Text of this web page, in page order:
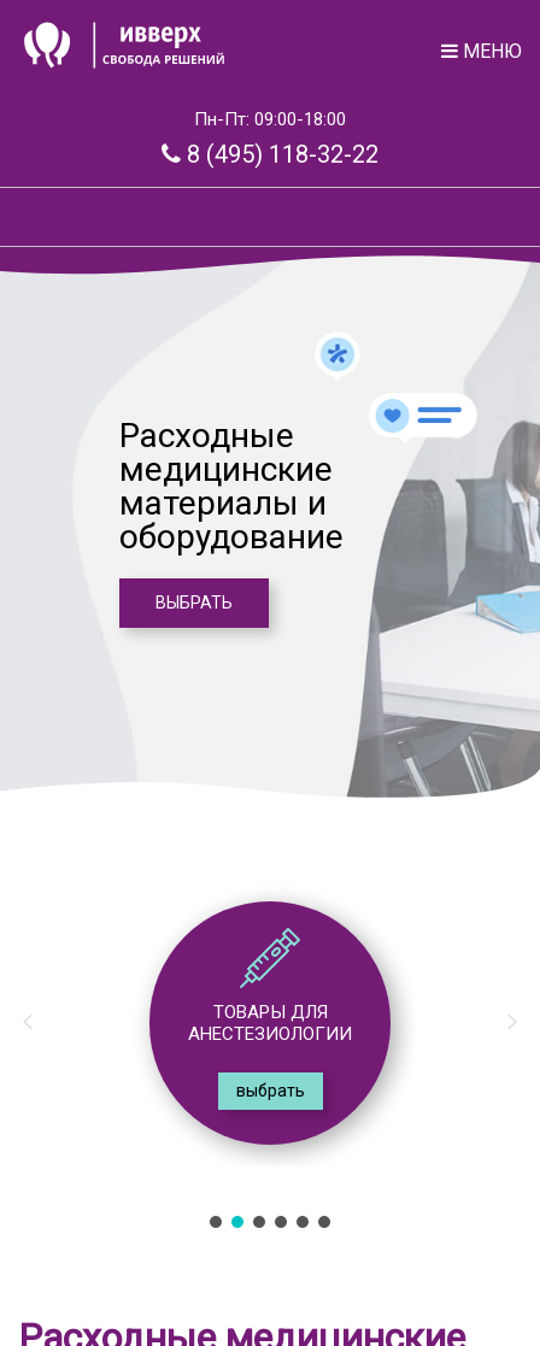
МЕНЮ
Пн-Пт: 09:00-18:00
8 (495) 118-32-22
Расходные
медицинские
материалы и
оборудование
ВЫБРАТЬ
ТОВАРЫ ДЛЯ
АНЕСТЕЗИОЛОГИИ
выбрать